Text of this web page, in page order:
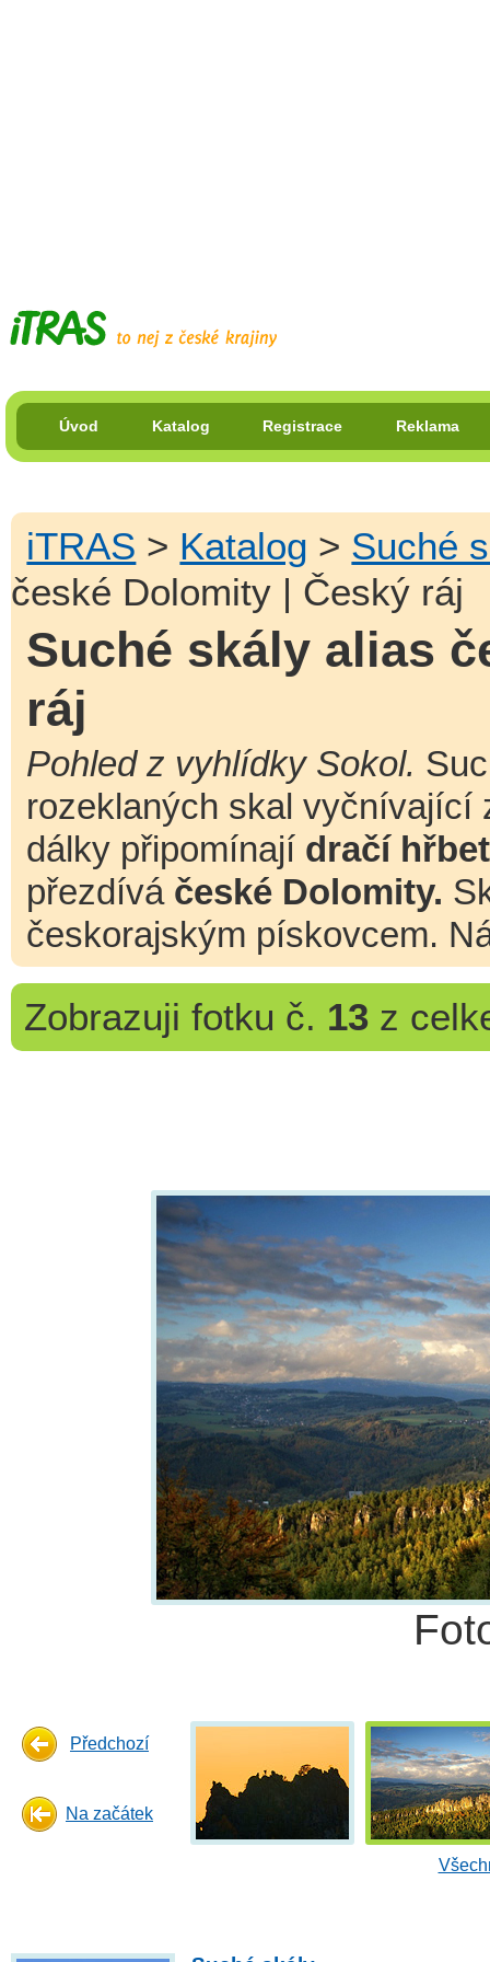
Úvod Katalog Registrace Reklama
iTRAS > Katalog > Suché
české Dolomity | Český ráj
Suché skály alias
ráj
Pohled z vyhlídky Sokol.
rozeklaných skal vyčnívající
dálky připomínají dračí hřbet
přezdívá české Dolomity.
českorajským pískovcem.
Zobrazuji fotku č. 13z
Předchozí
Na začátek